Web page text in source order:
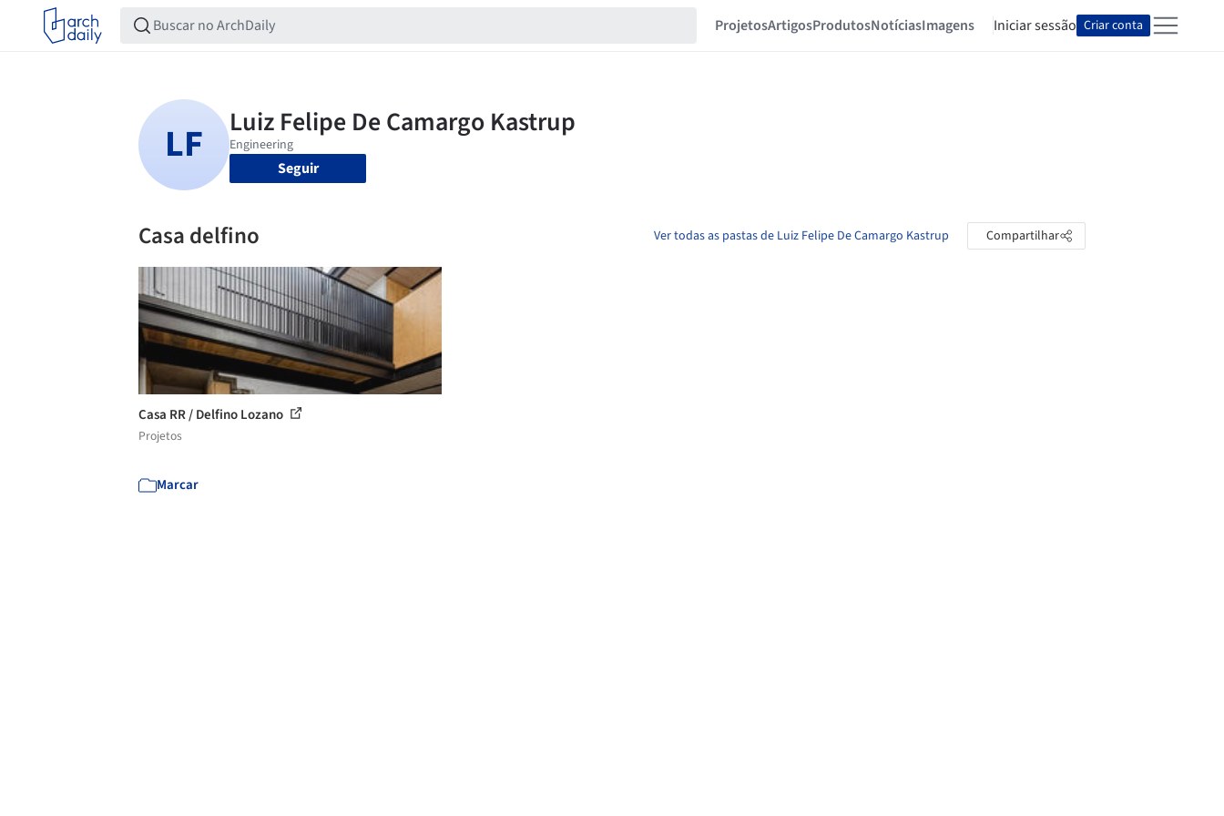
ProjetosArtigosProdutosNotíciasImagens Iniciar sessão Criar conta
Seguir
Casa delfino Ver todas as pastas de Luiz Felipe De Camargo Kastrup Compartilhar
Casa RR / Delfino Lozano
Projetos
Marcar